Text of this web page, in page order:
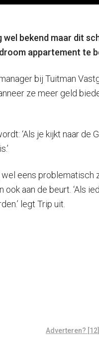
bekend maar dit
appartement te
bij Tuitman
ze meer geld
‘Als je kijkt naar
eens
aan de beurt. ‘Als
legt Trip uit.
Adverteren? [12]